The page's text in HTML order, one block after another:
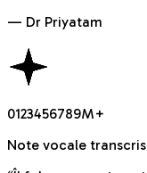
— Dr Priyatam
0123456789M+
Note vocale